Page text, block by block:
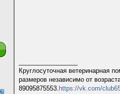
Круглосуточная ветеринарная
размеров независимо от
89095875553. https://vk.com/